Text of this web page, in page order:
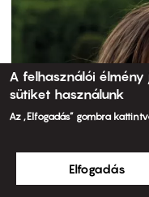
A felhasználói
sütiket használunk
Az „Elfogadás” gombra
Elfogadás